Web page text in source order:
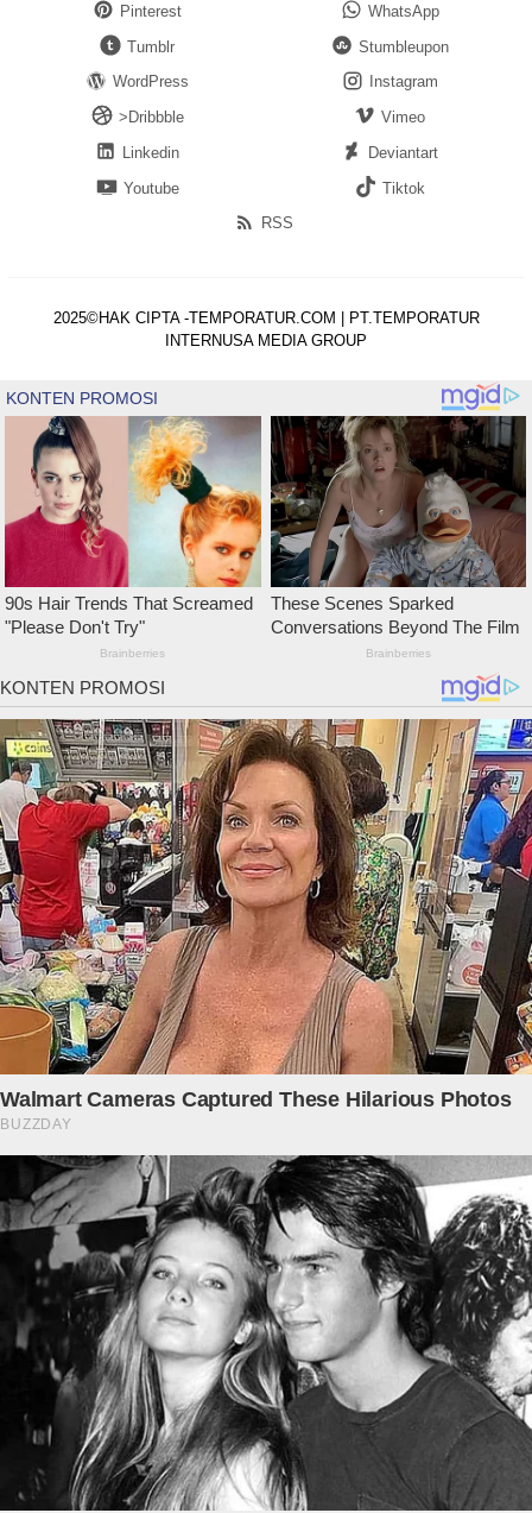
Pinterest
WhatsApp
Tumblr
Stumbleupon
WordPress
Instagram
>Dribbble
Vimeo
Linkedin
Deviantart
Youtube
Tiktok
RSS
2025©HAK CIPTA -TEMPORATUR.COM | PT.TEMPORATUR
INTERNUSA MEDIA GROUP